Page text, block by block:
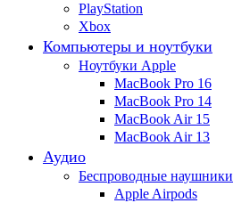
PlayStation
Xbox
Компьютеры и ноутбуки
Ноутбуки Apple
MacBook Pro 16
MacBook Pro 14
MacBook Air 15
MacBook Air 13
Аудио
Беспроводные наушники
Apple Airpods